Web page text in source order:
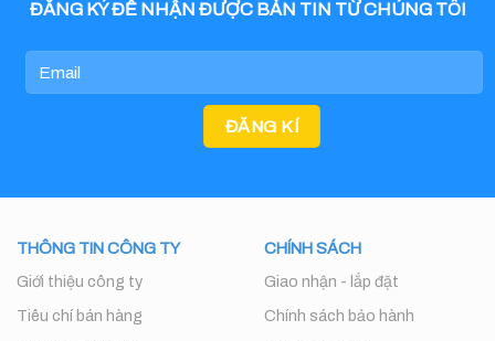
ĐĂNG KÝ ĐỂ NHẬN ĐƯỢC BẢN TIN TỪ CHÚNG TÔI
THÔNG TIN CÔNG TY
Giới thiệu công ty
Tiêu chí bán hàng
CHÍNH SÁCH
Giao nhận - lắp đặt
Chính sách bảo hành